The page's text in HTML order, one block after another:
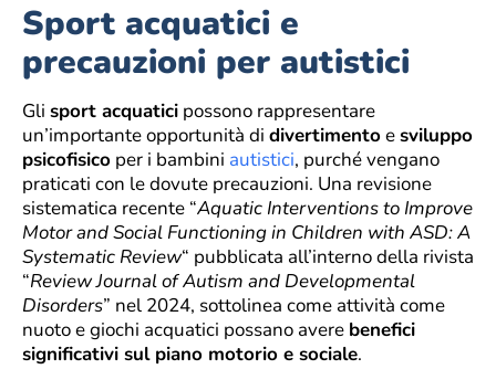
Sport acquatici e
precauzioni per autistici
Gli sport acquatici possono rappresentare
un’importante opportunità di divertimentoesviluppo
psicofisico per i bambini autistici, purché vengano
praticati con le dovute precauzioni. Una revisione
sistematica recente “Aquatic Interventions to Improve
Motor and Social Functioning in Children with ASD: A
Systematic Review“ pubblicata all’interno della rivista
“Review Journal of Autism and Developmental
Disorders” nel 2024, sottolinea come attività come
nuoto e giochi acquatici possano avere benefici
significativi sul piano motorio e sociale.